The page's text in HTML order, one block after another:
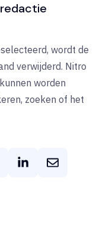
wordt de
verwijderd. Nitro
worden
zoeken of het